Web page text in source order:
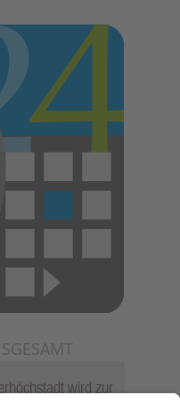
wird zur